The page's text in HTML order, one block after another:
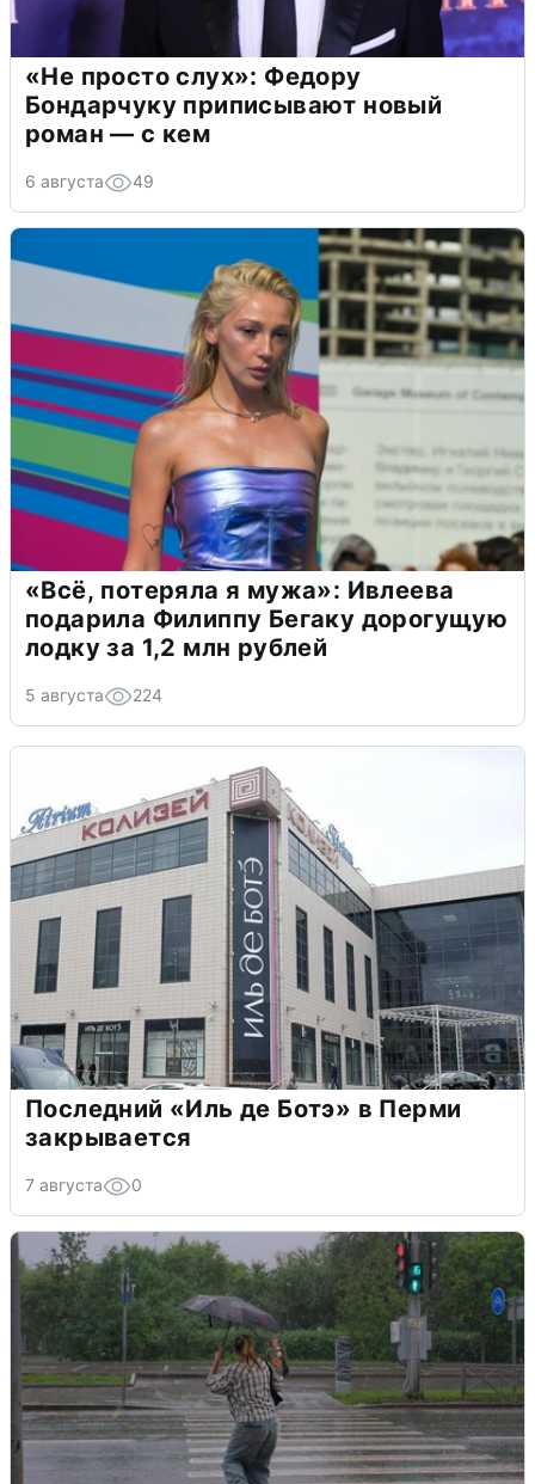
«Не просто слух»: Федору
Бондарчуку приписывают новый
роман — с кем
6 августа 49
«Всё, потеряла я мужа»: Ивлеева
подарила Филиппу Бегаку дорогущую
лодку за 1,2 млн рублей
5 августа 224
Последний «Иль де Ботэ» в Перми
закрывается
7 августа 0